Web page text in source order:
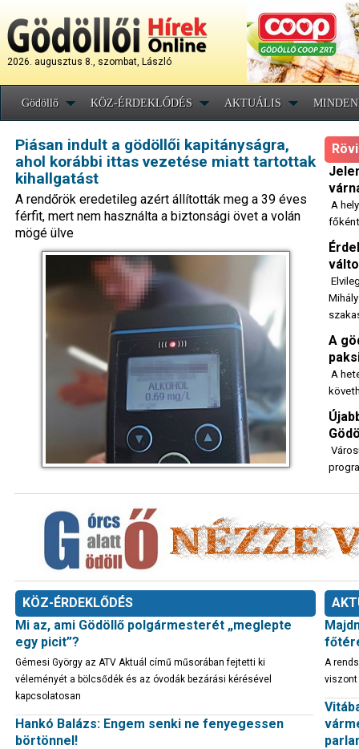
2026. augusztus 8., szombat, László
Gödöllő KÖZ-ÉRDEKLŐDÉS AKTUÁLIS
Piásan indult a gödöllői kapitányságra,
ahol korábbi ittas vezetése miatt tartottak
kihallgatást
A rendőrök eredetileg azért állították meg a 39 éves
férfit, mert nem használta a biztonsági övet a volán
mögé ülve
A
A
A
KÖZ-ÉRDEKLŐDÉS
Mi az, ami Gödöllő polgármesterét „meglepte
egy picit”?
Gémesi György az ATV Aktuál című műsorában fejtetti ki
véleményét a bölcsődék és az óvodák bezárási kérésével
kapcsolatosan
Hankó Balázs: Engem senki ne fenyegessen
börtönnel!
A
viszont